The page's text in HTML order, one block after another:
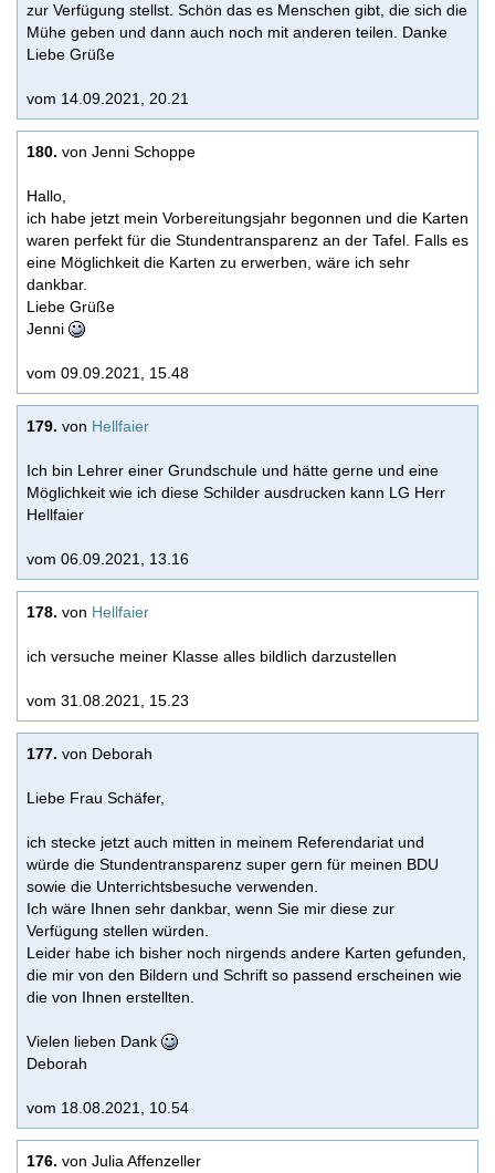
zur Verfügung stellst. Schön das es Menschen gibt, die sich die
Mühe geben und dann auch noch mit anderen teilen. Danke
Liebe Grüße
vom 14.09.2021, 20.21
180. von Jenni Schoppe
Hallo,
ich habe jetzt mein Vorbereitungsjahr begonnen und die Karten
waren perfekt für die Stundentransparenz an der Tafel. Falls es
eine Möglichkeit die Karten zu erwerben, wäre ich sehr
dankbar.
Liebe Grüße
Jenni
vom 09.09.2021, 15.48
179. von Hellfaier
Ich bin Lehrer einer Grundschule und hätte gerne und eine
Möglichkeit wie ich diese Schilder ausdrucken kann LG Herr
Hellfaier
vom 06.09.2021, 13.16
178. von Hellfaier
ich versuche meiner Klasse alles bildlich darzustellen
vom 31.08.2021, 15.23
177. von Deborah
Liebe Frau Schäfer,
ich stecke jetzt auch mitten in meinem Referendariat und
würde die Stundentransparenz super gern für meinen BDU
sowie die Unterrichtsbesuche verwenden.
Ich wäre Ihnen sehr dankbar, wenn Sie mir diese zur
Verfügung stellen würden.
Leider habe ich bisher noch nirgends andere Karten gefunden,
die mir von den Bildern und Schrift so passend erscheinen wie
die von Ihnen erstellten.
Vielen lieben Dank
Deborah
vom 18.08.2021, 10.54
176. von Julia Affenzeller